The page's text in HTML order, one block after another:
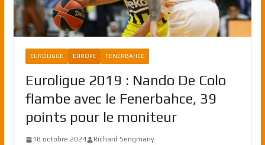
EUROLIGUE EUROPE FENERBAHCE
Euroligue 2019 : Nando De Colo
flambe avec le Fenerbahce, 39
points pour le moniteur
18 octobre 2024 Richard Sengmany